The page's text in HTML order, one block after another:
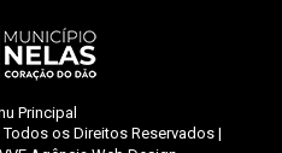
Principal
Todos os Direitos Reservados |